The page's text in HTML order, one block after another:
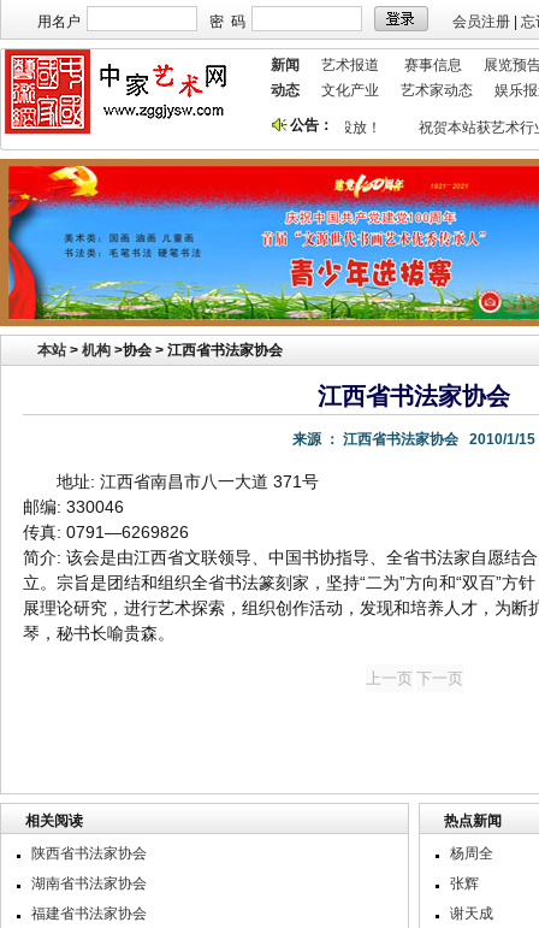
用名户 密 码 会员注册 忘
新闻 艺术报道 赛事信息
展览预
动态
文化产业 艺术家动态 娱乐
公告：
本站欢迎艺术家宣传投放！ 祝贺本站获艺术行
本站 > 机构 >协会 > 江西省书法家协会
江西省书法家协会
来源 ： 江西省书法家协会 2010/1/15
地址: 江西省南昌市八一大道 371号
邮编: 330046
传真: 0791—6269826
简介: 该会是由江西省文联领导、中国书协指导、全省书法家自愿结
立。宗旨是团结和组织全省书法篆刻家，坚持“二为”方向和“双百”方
展理论研究，进行艺术探索，组织创作活动，发现和培养人才，为断
琴，秘书长喻贵森。
相关阅读
陕西省书法家协会
湖南省书法家协会
福建省书法家协会
热点新闻
杨周全
张辉
谢天成